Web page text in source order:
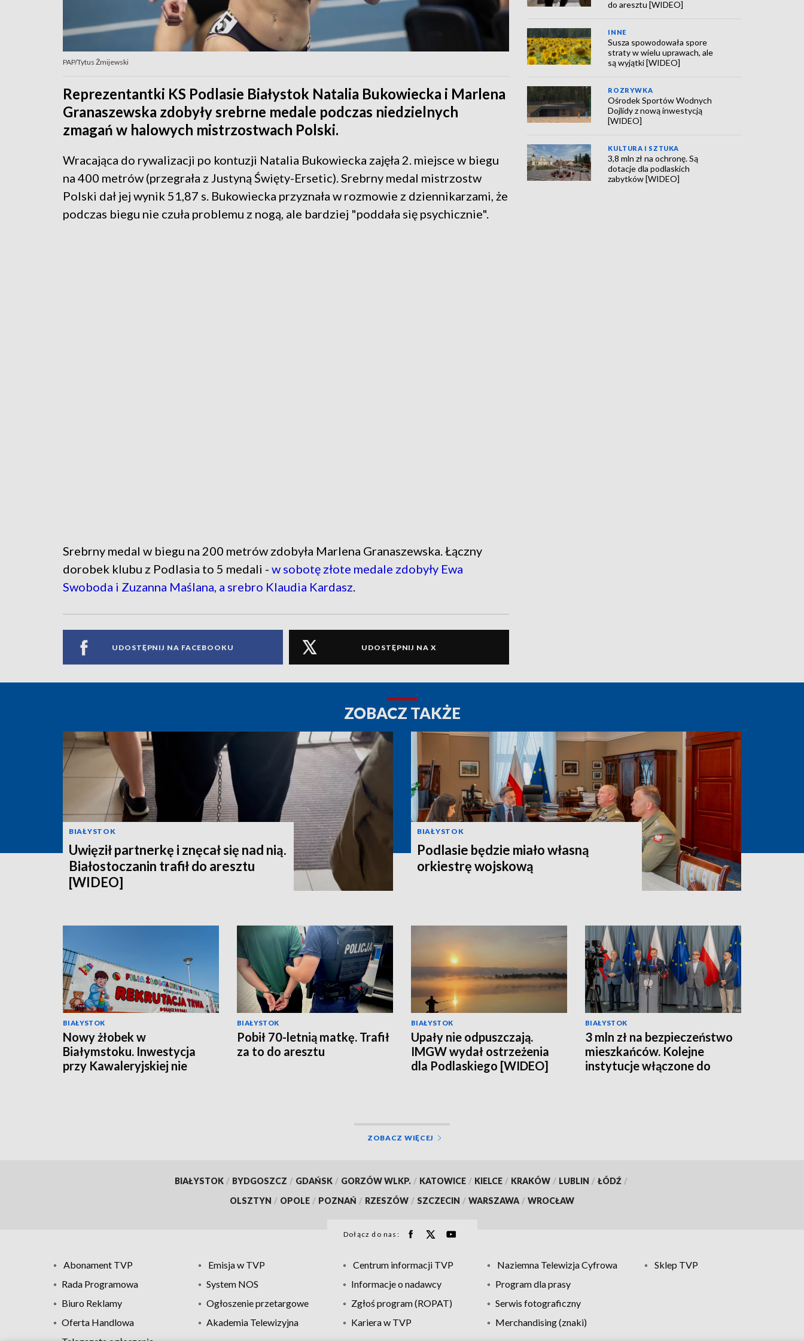
PAP/Tytus Żmijewski
Reprezentantki KS Podlasie Białystok Natalia Bukowiecka i Marlena
Granaszewska zdobyły srebrne medale podczas niedzielnych
zmagań w halowych mistrzostwach Polski.
Wracająca do rywalizacji po kontuzji Natalia Bukowiecka zajęła 2. miejsce w biegu
na 400 metrów (przegrała z Justyną Święty-Ersetic). Srebrny medal mistrzostw
Polski dał jej wynik 51,87 s. Bukowiecka przyznała w rozmowie z dziennikarzami, że
podczas biegu nie czuła problemu z nogą, ale bardziej "poddała się psychicznie".
Srebrny medal w biegu na 200 metrów zdobyła Marlena Granaszewska. Łączny
dorobek klubu z Podlasia to 5 medali - w sobotę złote medale zdobyły Ewa
Swoboda i Zuzanna Maślana, a srebro Klaudia Kardasz.
UDOSTĘPNIJ NA FACEBOOKU UDOSTĘPNIJ NA X
do aresztu [WIDEO]
INNE
Susza spowodowała spore
straty w wielu uprawach, ale
są wyjątki [WIDEO]
ROZRYWKA
Ośrodek Sportów Wodnych
Dojlidy z nową inwestycją
[WIDEO]
KULTURA I SZTUKA
3,8 mln zł na ochronę. Są
dotacje dla podlaskich
zabytków [WIDEO]
ZOBACZ TAKŻE
BIAŁYSTOK
Uwięził partnerkę i znęcał się nad nią.
Białostoczanin trafił do aresztu
[WIDEO]
BIAŁYSTOK
Podlasie będzie miało własną
orkiestrę wojskową
BIAŁYSTOK
Nowy żłobek w
Białymstoku. Inwestycja
przy Kawaleryjskiej nie
BIAŁYSTOK
Pobił 70-letnią matkę. Trafił
za to do aresztu
BIAŁYSTOK
Upały nie odpuszczają.
IMGW wydał ostrzeżenia
dla Podlaskiego [WIDEO]
BIAŁYSTOK
3 mln zł na bezpieczeństwo
mieszkańców. Kolejne
instytucje włączone do
ZOBACZ WIĘCEJ
BIAŁYSTOK / BYDGOSZCZ / GDAŃSK / GORZÓW WLKP. / KATOWICE / KIELCE / KRAKÓW / LUBLIN / ŁÓDŹ /
OLSZTYN / OPOLE / POZNAŃ / RZESZÓW / SZCZECIN / WARSZAWA / WROCŁAW
Dołącz do nas:
Abonament TVP Emisja w TVP Centrum informacji TVP Naziemna Telewizja Cyfrowa
Sklep TVP
Rada Programowa
System NOS Informacje o nadawcy
Program dla prasy
Biuro Reklamy
Ogłoszenie przetargowe Zgłoś program (ROPAT)
Serwis fotograficzny
Oferta Handlowa
Akademia Telewizyjna Kariera w TVP
Merchandising (znaki)